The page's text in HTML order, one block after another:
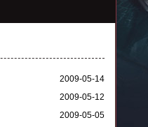
2009-05-14
2009-05-12
2009-05-05